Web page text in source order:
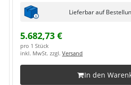
Lieferbar auf
5.682,73 €
pro 1 Stück
inkl. MwSt. zzgl. Versand
In den